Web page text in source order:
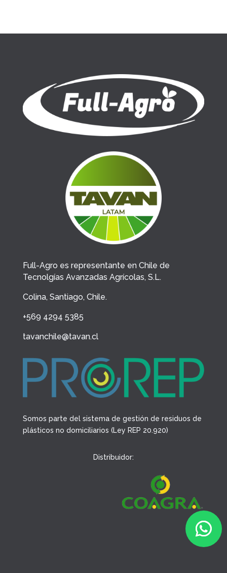
Full-Agro es representante en Chile de
Tecnolgías Avanzadas Agrícolas, S.L.
Colina, Santiago, Chile.
+569 4294 5385
tavanchile@tavan.cl
Somos parte del sistema de gestión de residuos de
plásticos no domiciliarios (Ley REP 20.920)
Distribuidor: